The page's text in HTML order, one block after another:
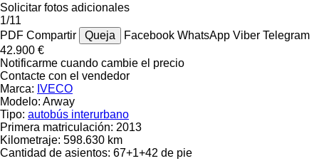
Solicitar fotos adicionales
1/11
PDF Compartir Queja Facebook WhatsApp Viber Telegram
42.900 €
Notificarme cuando cambie el precio
Contacte con el vendedor
Marca: IVECO
Modelo: Arway
Tipo: autobús interurbano
Primera matriculación: 2013
Kilometraje: 598.630 km
Cantidad de asientos: 67+1+42 de pie